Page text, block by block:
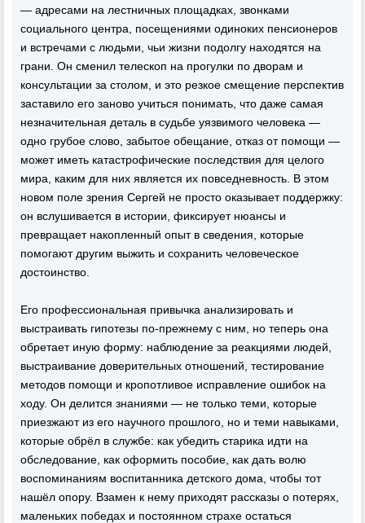
— адресами на лестничных площадках, звонками
социального центра, посещениями одиноких пенсионеров
и встречами с людьми, чьи жизни подолгу находятся на
грани. Он сменил телескоп на прогулки по дворам и
консультации за столом, и это резкое смещение перспектив
заставило его заново учиться понимать, что даже самая
незначительная деталь в судьбе уязвимого человека —
одно грубое слово, забытое обещание, отказ от помощи —
может иметь катастрофические последствия для целого
мира, каким для них является их повседневность. В этом
новом поле зрения Сергей не просто оказывает поддержку:
он вслушивается в истории, фиксирует нюансы и
превращает накопленный опыт в сведения, которые
помогают другим выжить и сохранить человеческое
достоинство.
Его профессиональная привычка анализировать и
выстраивать гипотезы по-прежнему с ним, но теперь она
обретает иную форму: наблюдение за реакциями людей,
выстраивание доверительных отношений, тестирование
методов помощи и кропотливое исправление ошибок на
ходу. Он делится знаниями — не только теми, которые
приезжают из его научного прошлого, но и теми навыками,
которые обрёл в службе: как убедить старика идти на
обследование, как оформить пособие, как дать волю
воспоминаниям воспитанника детского дома, чтобы тот
нашёл опору. Взамен к нему приходят рассказы о потерях,
маленьких победах и постоянном страхе остаться